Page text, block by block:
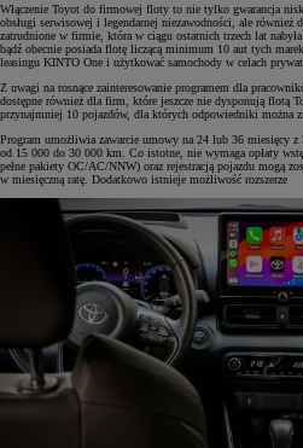
Włączenie Toyot do firmowej floty to nie tylko gwarancja
obsługi serwisowej i legendarnej niezawodności, ale również
zatrudnione w firmie, która w ciągu ostatnich trzech lat
bądź obecnie posiada flotę liczącą minimum 10 aut tych
leasingu KINTO One i użytkować samochody w celach
Z uwagi na rosnące zainteresowanie programem dla
dostępne również dla firm, które jeszcze nie dysponują flotą
przynajmniej 10 pojazdów, dla których odpowiedniki można
Program umożliwia zawarcie umowy na 24 lub 36 miesięcy z
od 15 000 do 30 000 km. Co istotne, nie wymaga opłaty
pełne pakiety OC/AC/NNW) oraz rejestracją pojazdu mogą
w miesięczną ratę. Dodatkowo istnieje możliwość rozszerze